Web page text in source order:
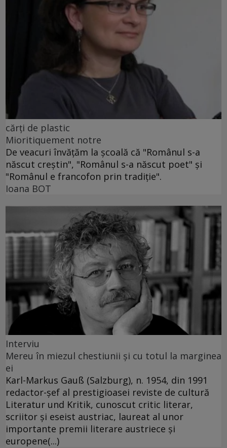
cărţi de plastic
Mioritiquement notre
De veacuri învăţăm la şcoală că "Românul s-a
născut creştin", "Românul s-a născut poet" şi
"Românul e francofon prin tradiţie".
Ioana BOT
Interviu
Mereu în miezul chestiunii şi cu totul la marginea
ei
Karl-Markus Gauß (Salzburg), n. 1954, din 1991
redactor-şef al prestigioasei reviste de cultură
Literatur und Kritik, cunoscut critic literar,
scriitor şi eseist austriac, laureat al unor
importante premii literare austriece şi
europene(...)